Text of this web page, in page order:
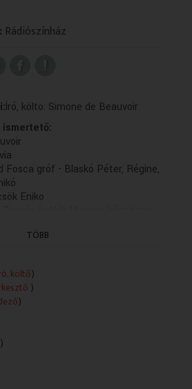
Rádiószínház
Író, költo: Simone de Beauvoir
Fosca gróf - Blaskó Péter, Régine,
Eniko
Gyula
rendezte: Markovits Ferenc
TÖBB
költő)
)
)
)